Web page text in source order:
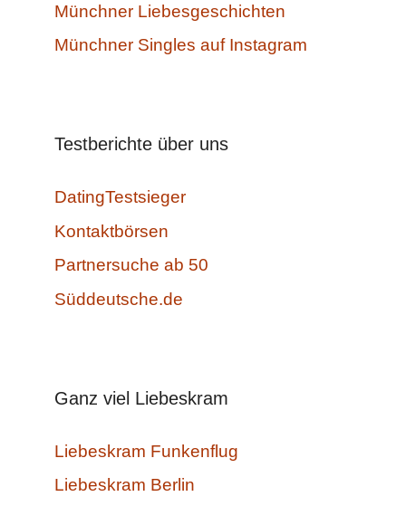
Münchner Liebesgeschichten
Münchner Singles auf Instagram
Testberichte über uns
DatingTestsieger
Kontaktbörsen
Partnersuche ab 50
Süddeutsche.de
Ganz viel Liebeskram
Liebeskram Funkenflug
Liebeskram Berlin